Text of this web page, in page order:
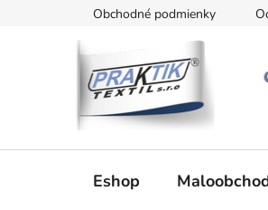
Obchodné podmienky
Eshop